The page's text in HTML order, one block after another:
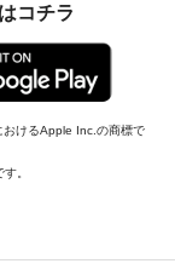
コチラ
けるApple Inc.の商標で
。